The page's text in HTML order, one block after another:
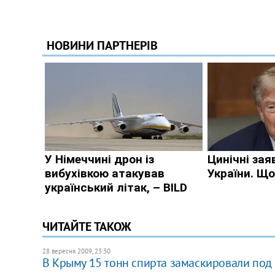
ЧИТАЙТЕ ТАКОЖ
28 вересня 2009, 23:30
В Крыму 15 тонн спирта замаскировали